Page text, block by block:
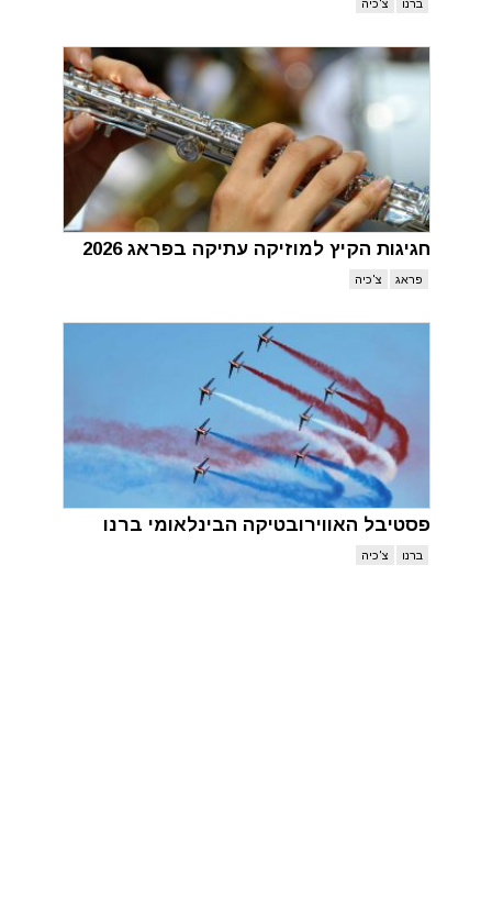
ברנו צ'כיה
חגיגות הקיץ למוזיקה עתיקה בפראג 2026
פראג צ'כיה
פסטיבל האווירובטיקה הבינלאומי ברנו
ברנו צ'כיה